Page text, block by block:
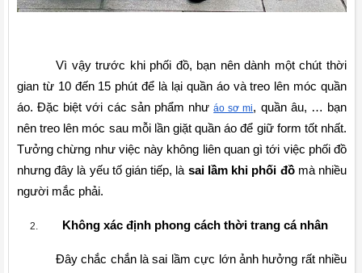
Vì vậy trước khi phối đồ, bạn nên dành một chút thời
gian từ 10 đến 15 phút để là lại quần áo và treo lên móc quần
áo. Đặc biệt với các sản phẩm như áo sơ mi, quần âu, … bạn
nên treo lên móc sau mỗi lần giặt quần áo để giữ form tốt nhất.
Tưởng chừng như việc này không liên quan gì tới việc phối đồ
nhưng đây là yếu tố gián tiếp, là sai lầm khi phối đồ mà nhiều
người mắc phải.
Không xác định phong cách thời trang cá nhân
Đây chắc chắn là sai lầm cực lớn ảnh hưởng rất nhiều